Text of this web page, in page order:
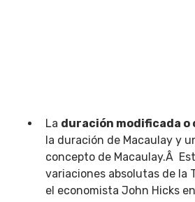
La duración modificada o
la duración de Macaulay y
concepto de Macaulay.Â
variaciones absolutas de la
el economista John Hicks